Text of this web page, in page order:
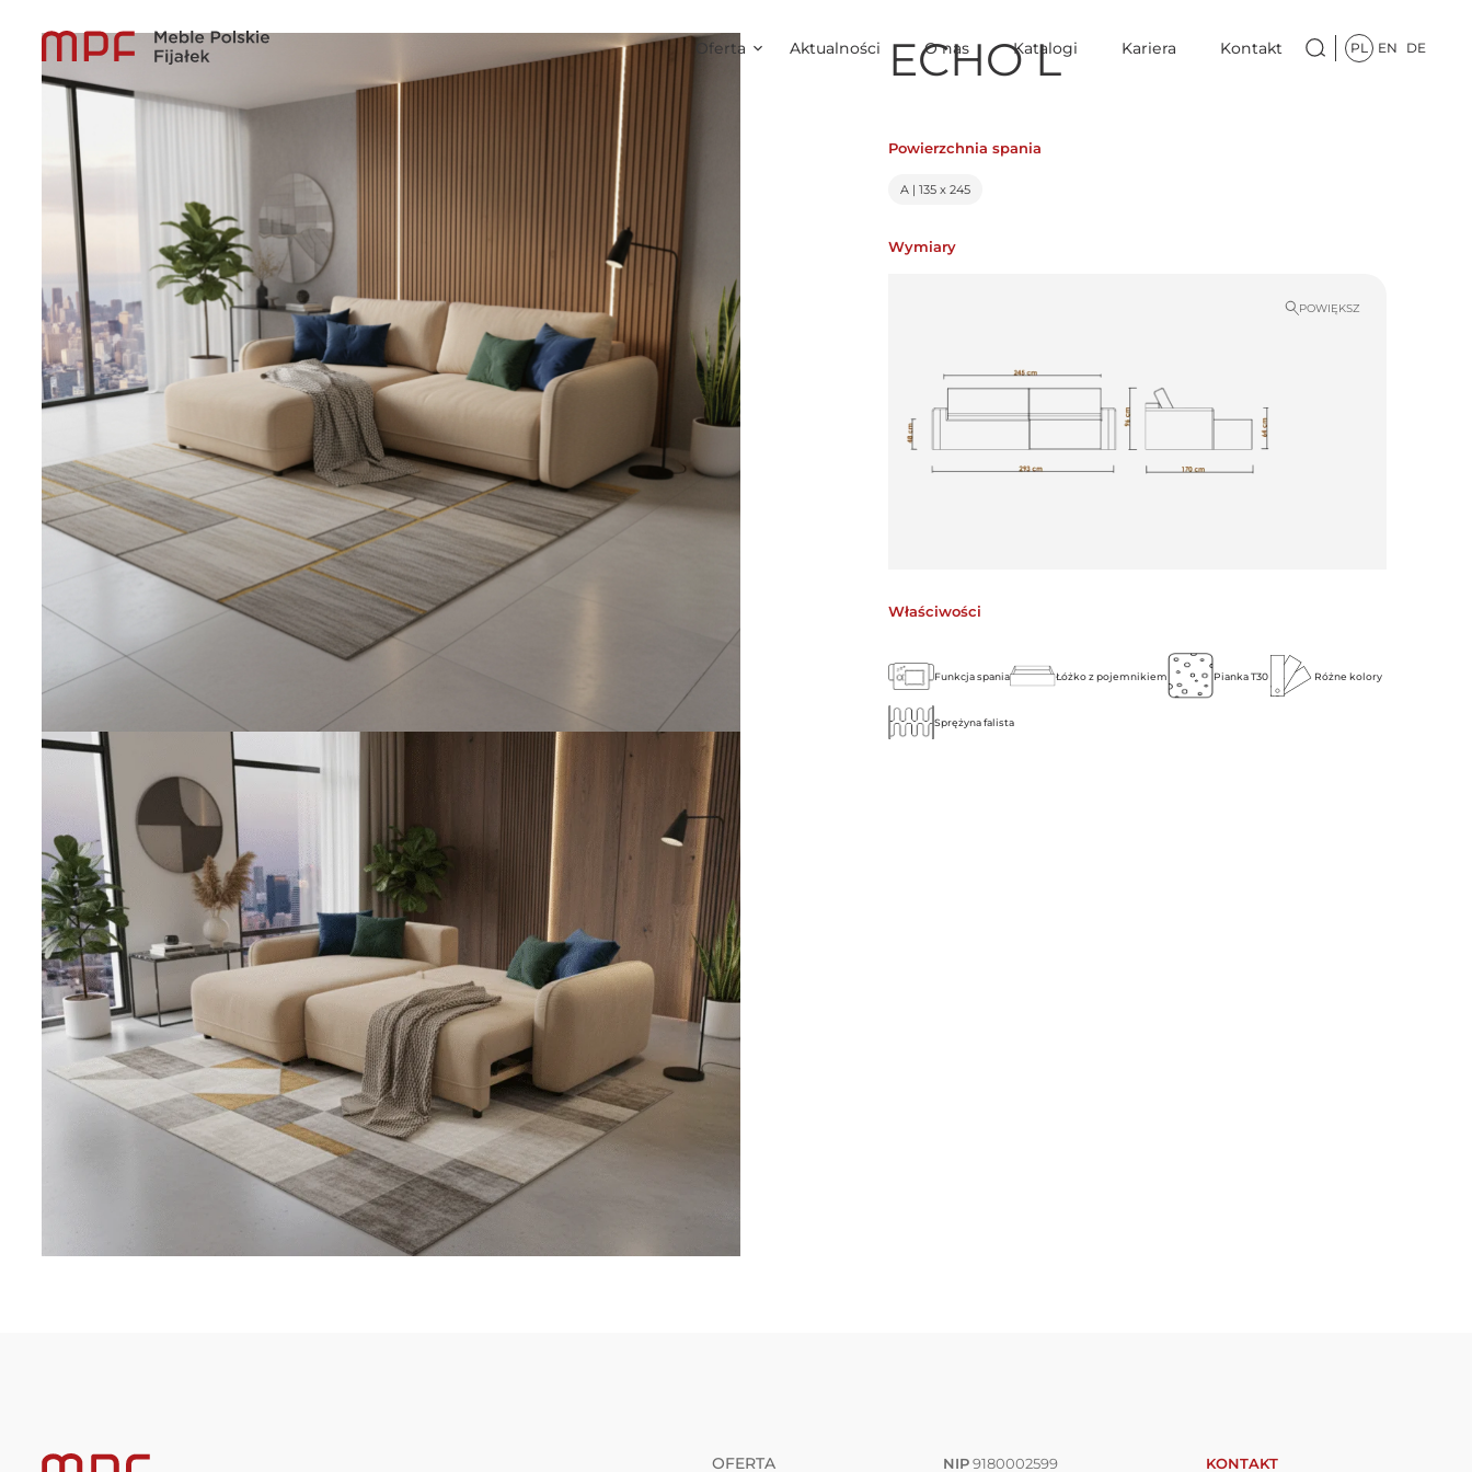
Oferta Aktualności O nas Katalogi Kariera Kontakt PL EN DE
ECHO L
Powierzchnia spania
A | 135 x 245
Wymiary
POWIĘKSZ
Właściwości
Funkcja spania Łóżko z pojemnikiem Pianka T30 Różne kolory
Sprężyna falista
OFERTA NIP9180002599 KONTAKT